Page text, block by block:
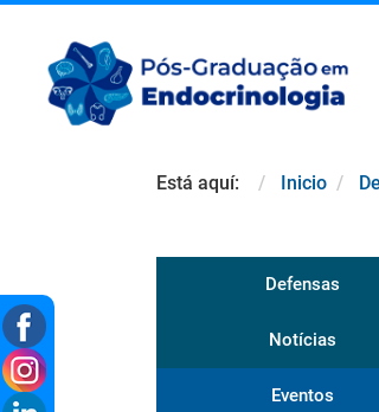
Está aquí: Inicio
Defensas
Notícias
Eventos